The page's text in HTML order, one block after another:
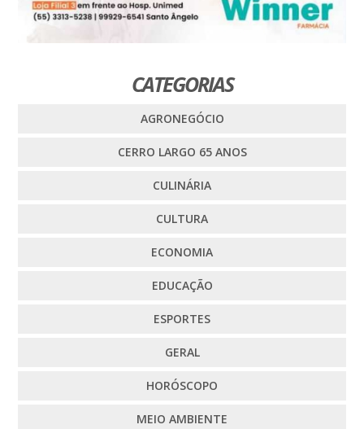
CATEGORIAS
AGRONEGÓCIO
CERRO LARGO 65 ANOS
CULINÁRIA
CULTURA
ECONOMIA
EDUCAÇÃO
ESPORTES
GERAL
HORÓSCOPO
MEIO AMBIENTE